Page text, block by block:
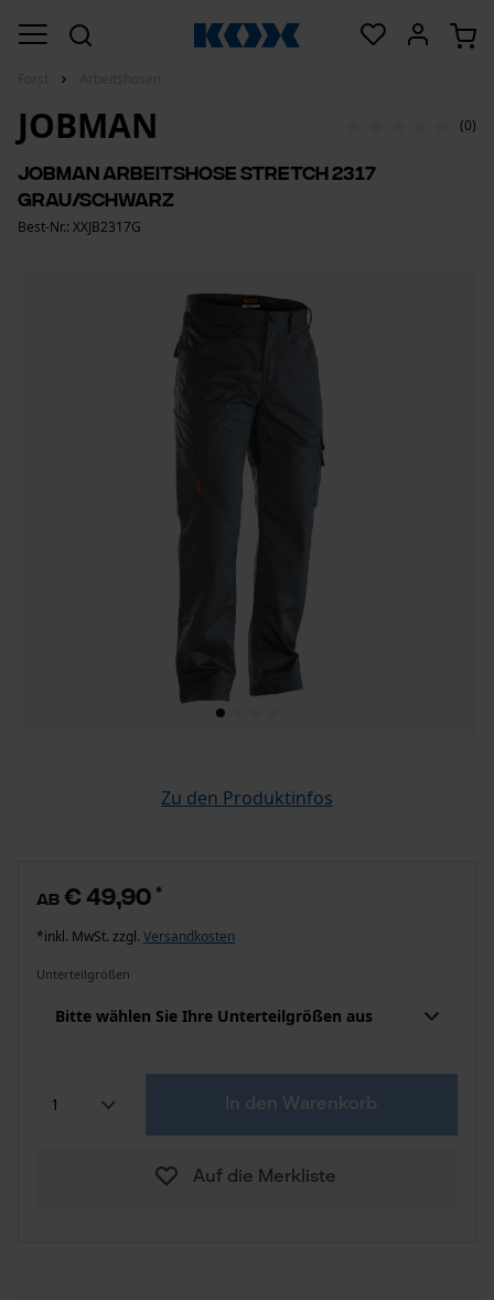
JOBMAN (0)
Jobman Arbeitshose Stretch 2317
Grau/Schwarz
Best-Nr.: XXJB2317G
Zu den Produktinfos
ab € 49,90 *
*inkl. MwSt. zzgl. Versandkosten
Unterteilgrößen
Bitte wählen Sie Ihre Unterteilgrößen aus
In den Warenkorb
Auf die Merkliste